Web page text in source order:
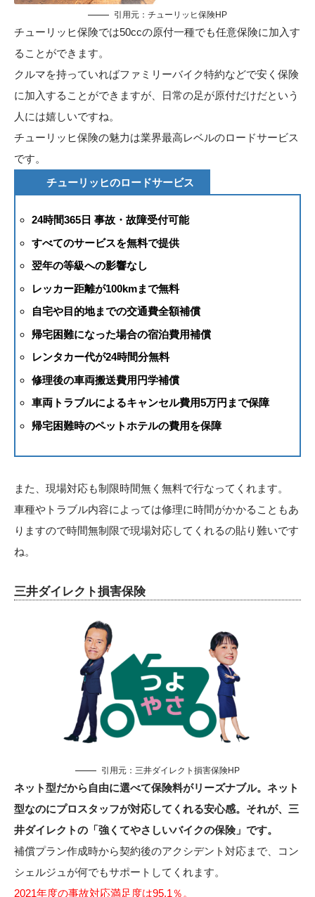
引用元： チューリッヒ保険HP
チューリッヒ保険では50ccの原付一種でも任意保険に加入す
ることができます。
クルマを持っていればファミリーバイク特約などで安く保険
に加入することができますが、日常の足が原付だけだという
人には嬉しいですね。
チューリッヒ保険の魅力は業界最高レベルのロードサービス
です。
チューリッヒのロードサービス
24時間365日 事故・故障受付可能
すべてのサービスを無料で提供
翌年の等級への影響なし
レッカー距離が100kmまで無料
自宅や目的地までの交通費全額補償
帰宅困難になった場合の宿泊費用補償
レンタカー代が24時間分無料
修理後の車両搬送費用円学補償
車両トラブルによるキャンセル費用5万円まで保障
帰宅困難時のペットホテルの費用を保障
また、現場対応も制限時間無く無料で行なってくれます。
車種やトラブル内容によっては修理に時間がかかることもあ
りますので時間無制限で現場対応してくれるの貼り難いです
ね。
三井ダイレクト損害保険
引用元： 三井ダイレクト損害保険HP
ネット型だから自由に選べて保険料がリーズナブル。ネット
型なのにプロスタッフが対応してくれる安心感。それが、三
井ダイレクトの「強くてやさしいバイクの保険」です。
補償プラン作成時から契約後のアクシデント対応まで、コン
シェルジュが何でもサポートしてくれます。
2021年度の事故対応満足度は95.1％。